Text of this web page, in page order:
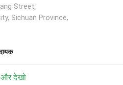
Street,
Sichuan Province,
और देखो